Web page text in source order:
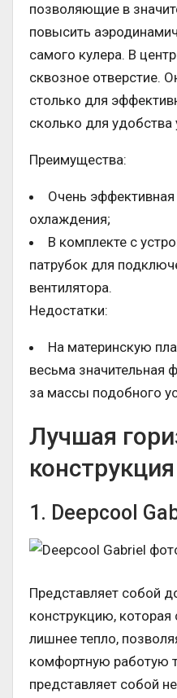
позволяющие в
повысить
самого кулера. В
сквозное отверстие.
столько для
сколько для удобства
Преимущества:
Очень эффективная
охлаждения;
В комплекте с
патрубок для
вентилятора.
Недостатки:
На материнскую
весьма значительная
за массы подобного
Лучшая
конструкция
1. Deepcool
Представляет собой
конструкцию, которая
лишнее тепло,
комфортную работую
представляет собой